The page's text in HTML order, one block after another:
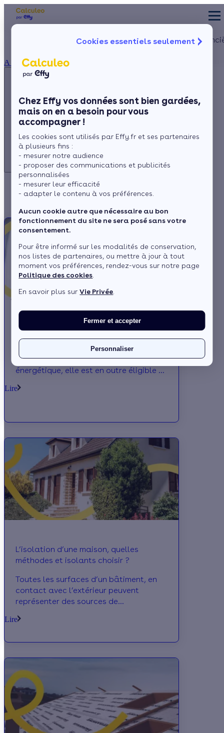
Cookies essentiels seulement
Chez Effy vos données sont bien gardées,
mais on en a besoin pour vous
accompagner !
Les cookies sont utilisés par Effy.fr et ses partenaires
à plusieurs fins :
- mesurer notre audience
- proposer des communications et publicités
personnalisées
- mesurer leur efficacité
- adapter le contenu à vos préférences.
Aucun cookie autre que nécessaire au bon
fonctionnement du site ne sera posé sans votre
consentement.
Pour être informé sur les modalités de conservation,
nos listes de partenaires, ou mettre à jour à tout
moment vos préférences, rendez-vous sur notre page
Politique des cookies
En savoir plus surVie Privée
Fermer et accepter
Personnaliser
À propos
du lundi au vendredi -
3456
Les aides
Ma Prime
Le chèque
Appelez-nous !
du lundi au vendredi - 8h à 19h
3456
Service gratuit
+ prix appel
FAQ Isolation
Comment bien isoler son plancher bas ?
L'isolation des planchers bas permet de
réduire d'environ 10% la facture
énergétique, elle est en outre éligible à
coût.
Lire
L’isolation d’une maison, quelles
méthodes et isolants choisir ?
Toutes les surfaces d’un bâtiment, en
contact avec l’extérieur peuvent
représenter des sources de
votre confort et réduire votre facture
nécessairement les isoler.
Lire